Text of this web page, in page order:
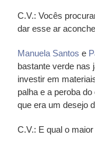
C.V.: Vocês
dar esse ar
Manuela Santos e
bastante verde nas
investir em
palha e a peroba
que era um desejo
C.V.: E qual o